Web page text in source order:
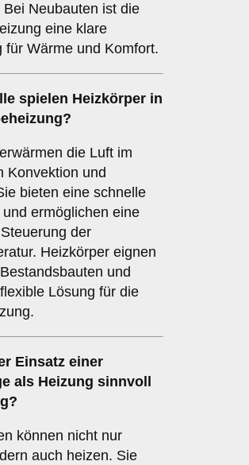
Neubauten ist die
eine klare
für Wärme und Komfort.
spielen Heizkörper in
die Luft im
Konvektion und
bieten eine schnelle
ermöglichen eine
der
Heizkörper eignen
und
Lösung für die
Einsatz einer
als Heizung sinnvoll
können nicht nur
auch heizen. Sie